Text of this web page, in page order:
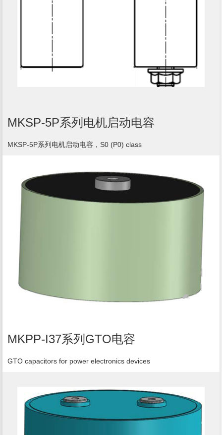
MKSP-5P系列电机启动电容
MKSP-5P系列电机启动电容，S0 (P0) class
MKPP-I37系列GTO电容
GTO capacitors for power electronics devices